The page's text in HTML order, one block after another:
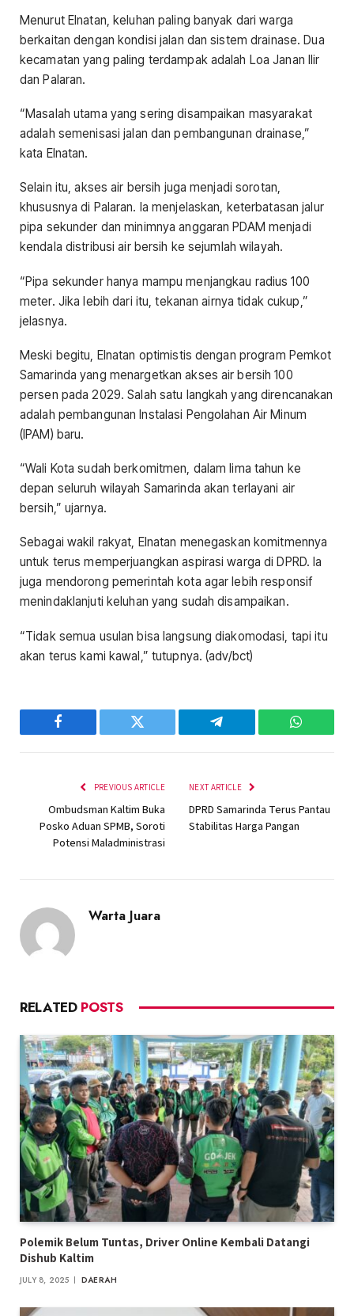
Menurut Elnatan, keluhan paling banyak dari warga
berkaitan dengan kondisi jalan dan sistem drainase. Dua
kecamatan yang paling terdampak adalah Loa Janan Ilir
dan Palaran.
“Masalah utama yang sering disampaikan masyarakat
adalah semenisasi jalan dan pembangunan drainase,”
kata Elnatan.
Selain itu, akses air bersih juga menjadi sorotan,
khususnya di Palaran. Ia menjelaskan, keterbatasan jalur
pipa sekunder dan minimnya anggaran PDAM menjadi
kendala distribusi air bersih ke sejumlah wilayah.
“Pipa sekunder hanya mampu menjangkau radius 100
meter. Jika lebih dari itu, tekanan airnya tidak cukup,”
jelasnya.
Meski begitu, Elnatan optimistis dengan program Pemkot
Samarinda yang menargetkan akses air bersih 100
persen pada 2029. Salah satu langkah yang direncanakan
adalah pembangunan Instalasi Pengolahan Air Minum
(IPAM) baru.
“Wali Kota sudah berkomitmen, dalam lima tahun ke
depan seluruh wilayah Samarinda akan terlayani air
bersih,” ujarnya.
Sebagai wakil rakyat, Elnatan menegaskan komitmennya
untuk terus memperjuangkan aspirasi warga di DPRD. Ia
juga mendorong pemerintah kota agar lebih responsif
menindaklanjuti keluhan yang sudah disampaikan.
“Tidak semua usulan bisa langsung diakomodasi, tapi itu
akan terus kami kawal,” tutupnya. (adv/bct)
Facebook Twitter Telegram
PREVIOUS ARTICLE
Ombudsman Kaltim Buka
Posko Aduan SPMB, Soroti
Potensi Maladministrasi
NEXT ARTICLE
DPRD Samarinda Terus Pantau
Stabilitas Harga Pangan
Warta Juara
RELATED POSTS
Polemik Belum Tuntas, Driver Online Kembali Datangi
Dishub Kaltim
JULY 8, 2025 DAERAH